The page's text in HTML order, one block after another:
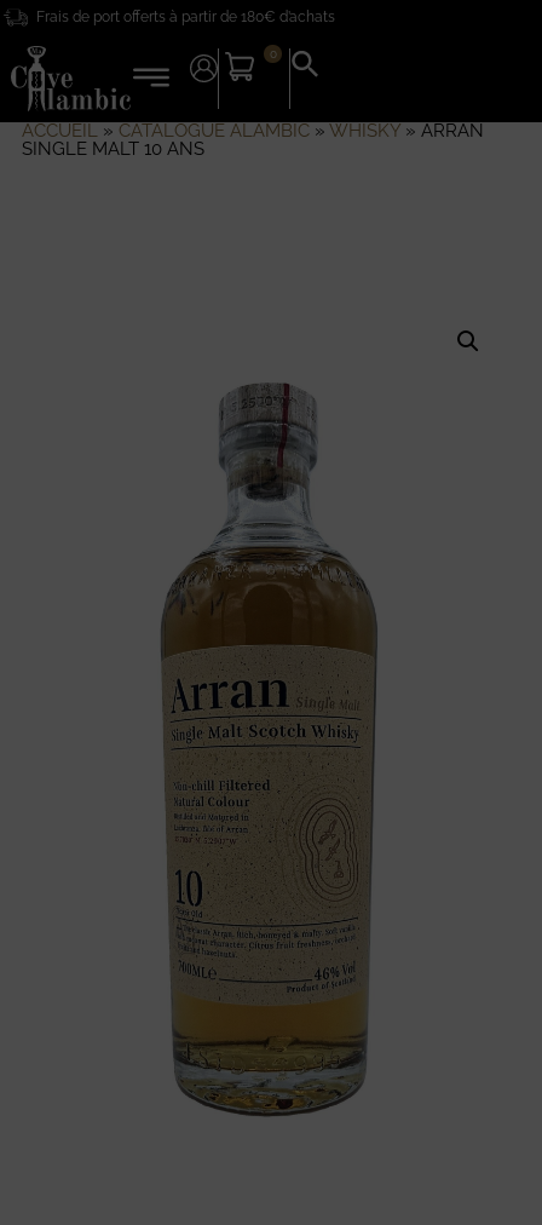
Frais de port offerts à partir de 180€ d’achats
0
Search
for:
ACCUEIL» CATALOGUE ALAMBIC» WHISKY» ARRAN
SINGLE MALT 10 ANS